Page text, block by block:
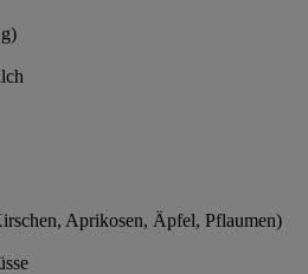
Aprikosen, Äpfel, Pflaumen)